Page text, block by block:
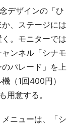
デザインの「ひ
、ステージには
。モニターでは
ンネル「シナモ
パレード」を上
（1回400円）
用意する。
ニューは、「シ